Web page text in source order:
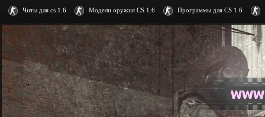
Читы для cs 1.6 Модели оружия CS 1.6 Программы для CS 1.6